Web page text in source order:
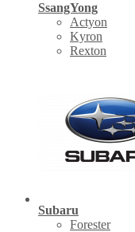
SsangYong
Actyon
Kyron
Rexton
Subaru
Forester